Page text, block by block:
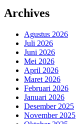
Archives
Agustus 2026
Juli 2026
Juni 2026
Mei 2026
April 2026
Maret 2026
Februari 2026
Januari 2026
Desember 2025
November 2025